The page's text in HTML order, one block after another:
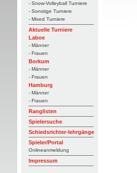
- Snow-Volleyball Turniere
- Sonstige Turniere
- Mixed Turniere
Aktuelle Turniere
Laboe
- Männer
- Frauen
Borkum
- Männer
- Frauen
Hamburg
- Männer
- Frauen
Ranglisten
Spielersuche
Schiedsrichter-lehrgänge
Spieler/Portal
Onlineanmeldung
Impressum